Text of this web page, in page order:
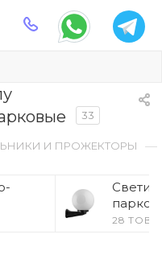
33
И ПРОЖЕКТОРЫ —
28